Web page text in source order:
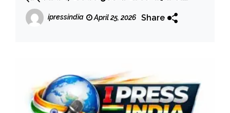
पंजीकरण
ipressindia April 25, 2026 Share